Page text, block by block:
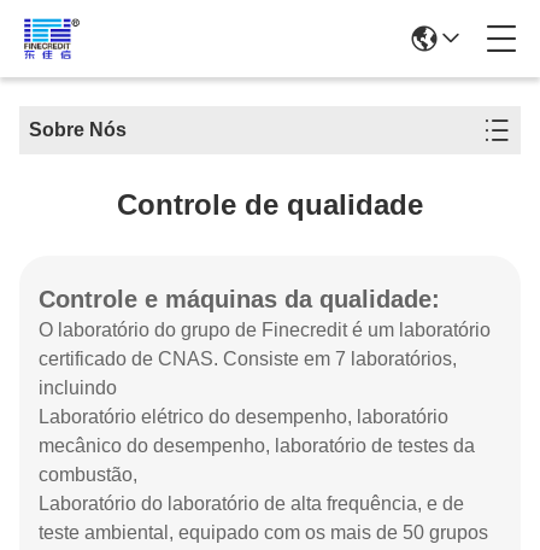
Sobre Nós
Controle de qualidade
Controle e máquinas da qualidade:
O laboratório do grupo de Finecredit é um laboratório
certificado de CNAS. Consiste em 7 laboratórios,
incluindo
Laboratório elétrico do desempenho, laboratório
mecânico do desempenho, laboratório de testes da
combustão,
Laboratório do laboratório de alta frequência, e de
teste ambiental, equipado com os mais de 50 grupos